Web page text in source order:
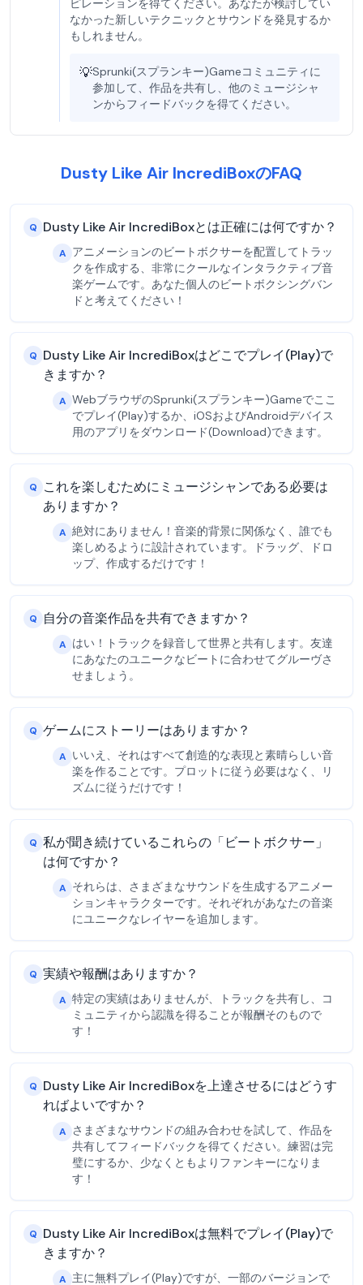
ピレーションを得てください。あなたが検討してい
なかった新しいテクニックとサウンドを発見するか
もしれません。
💡Sprunki(スプランキー)Gameコミュニティに
参加して、作品を共有し、他のミュージシャ
ンからフィードバックを得てください。
Dusty Like Air IncrediBoxのFAQ
Q Dusty Like Air IncrediBoxとは正確には何ですか？
A アニメーションのビートボクサーを配置してトラッ
クを作成する、非常にクールなインタラクティブ音
楽ゲームです。あなた個人のビートボクシングバン
ドと考えてください！
Q Dusty Like Air IncrediBoxはどこでプレイ(Play)で
きますか？
A WebブラウザのSprunki(スプランキー)Gameでここ
でプレイ(Play)するか、iOSおよびAndroidデバイス
用のアプリをダウンロード(Download)できます。
Q
これを楽しむためにミュージシャンである必要は
ありますか？
A 絶対にありません！音楽的背景に関係なく、誰でも
楽しめるように設計されています。ドラッグ、ドロ
ップ、作成するだけです！
Q 自分の音楽作品を共有できますか？
A はい！トラックを録音して世界と共有します。友達
にあなたのユニークなビートに合わせてグルーヴさ
せましょう。
Q ゲームにストーリーはありますか？
A いいえ、それはすべて創造的な表現と素晴らしい音
楽を作ることです。プロットに従う必要はなく、リ
ズムに従うだけです！
Q 私が聞き続けているこれらの「ビートボクサー」
は何ですか？
A それらは、さまざまなサウンドを生成するアニメー
ションキャラクターです。それぞれがあなたの音楽
にユニークなレイヤーを追加します。
Q 実績や報酬はありますか？
A 特定の実績はありませんが、トラックを共有し、コ
ミュニティから認識を得ることが報酬そのもので
す！
Q Dusty Like Air IncrediBoxを上達させるにはどうす
ればよいですか？
A
さまざまなサウンドの組み合わせを試して、作品を
共有してフィードバックを得てください。練習は完
璧にするか、少なくともよりファンキーになりま
す！
Q Dusty Like Air IncrediBoxは無料でプレイ(Play)で
きますか？
A 主に無料プレイ(Play)ですが、一部のバージョンで